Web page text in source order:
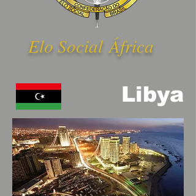
Elo Social África
Libya